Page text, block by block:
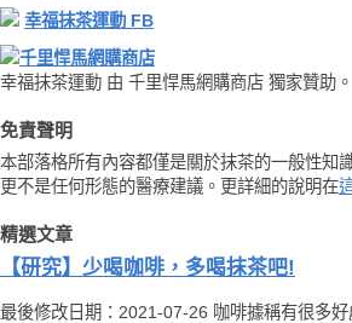
幸福抹茶運動 FB
千里悍馬網購商店
幸福抹茶運動 由 千里悍馬網購商店 獨家贊助。
免責聲明
本部落格所有內容都僅是關於抹茶的一般性知
更不是任何形態的醫療建議。更詳細的說明在
精選文章
【研究】少喝咖啡，多喝抹茶吧!
最後修改日期：2021-07-26 咖啡據稱有很多